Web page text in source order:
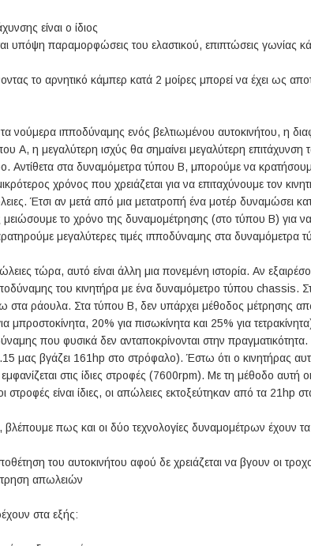
είναι ο ίδιος
υπόψη παραμορφώσεις του ελαστικού, επιπτώσεις γωνίας
το αρνητικό κάμπερ κατά 2 μοίρες μπορεί να έχει ως
νούμερα ιπποδύναμης ενός βελτιωμένου αυτοκινήτου, η
Α, η μεγαλύτερη ισχύς θα σημαίνει μεγαλύτερη
Αντίθετα στα δυναμόμετρα τύπου Β, μπορούμε να
χρόνος που χρειάζεται για να επιταχύνουμε τον
Έτσι αν μετά από μια μετατροπή ένα μοτέρ δυναμώσει
το χρόνο της δυναμομέτρησης (στο τύπου Β) για να
μεγαλύτερες τιμές ιπποδύναμης στα
τώρα, αυτό είναι άλλη μια πονεμένη ιστορία. Αν
του κινητήρα με ένα δυναμόμετρο τύπου chassis.
στα ράουλα. Στα τύπου Β, δεν υπάρχει μέθοδος μέτρησης
μπροστοκίνητα, 20% για πισωκίνητα και 25% για
που φυσικά δεν ανταποκρίνονται στην
μας βγάζει 161hp στο στρόφαλο). Έστω ότι ο κινητήρας
στις ίδιες στροφές (7600rpm). Με τη μέθοδο
είναι ίδιες, οι απώλειες εκτοξεύτηκαν από τα 21hp
πως και οι δύο τεχνολογίες δυναμομέτρων έχουν
του αυτοκινήτου αφού δε χρειάζεται να βγουν οι
απωλειών
στα εξής: